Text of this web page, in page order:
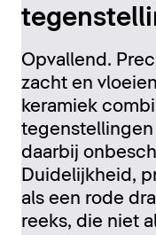
Opvallend.
zacht en
keramiek
daarbij
Duidelijkheid,
als een rode
reeks, die niet